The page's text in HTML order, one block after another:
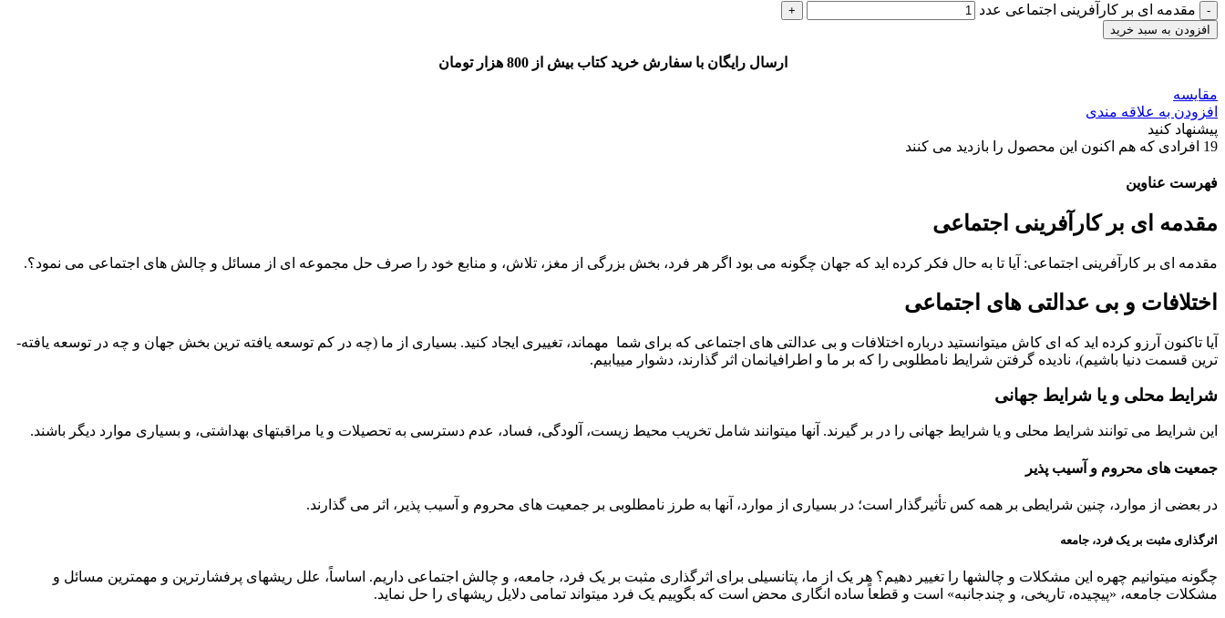
مقدمه ای بر کارآفرینی اجتماعی عدد
افزودن به سبد خرید
ارسال رایگان با سفارش خرید کتاب بیش از 800 هزار تومان
مقایسه
افزودن به علاقه مندی
پیشنهاد کنید
19 افرادی که هم اکنون این محصول را بازدید می کنند
فهرست عناوین
مقدمه ای بر کارآفرینی اجتماعی
مقدمه ای بر کارآفرینی اجتماعی: آیا تا به حال فکر کرده ­اید که جهان چگونه می ­بود اگر هر فرد، بخش بزرگی از مغز، تلاش، و منابع خود را صرف حل مجموعه ­ای از مسائل و چالش­ های اجتماعی می ­نمود؟.
اختلافات و بی­ عدالتی­ های اجتماعی
آیا تاکنون آرزو کرده ­اید که ای کاش می­توانستید درباره اختلافات و بی­ عدالتی­ های اجتماعی که برای شما مهم­اند، تغییری ایجاد کنید. بسیاری از ما (چه در کم ­توسعه­ یافته ­ترین بخش جهان و چه در توسعه ­یافته­
ترین قسمت دنیا باشیم)، نادیده گرفتن شرایط نامطلوبی را که بر ما و اطرافیانمان اثر گذارند، دشوار می­یابیم.
شرایط محلی و یا شرایط جهانی
این شرایط می­ توانند شرایط محلی و یا شرایط جهانی را در بر گیرند. آن­ها می­توانند شامل تخریب محیط زیست، آلودگی، فساد، عدم دسترسی به تحصیلات و یا مراقبت­های بهداشتی، و بسیاری موارد دیگر باشند.
جمعیت­ های محروم و آسیب ­پذیر
در بعضی از موارد، چنین شرایطی بر همه­ کس تأثیرگذار است؛ در بسیاری از موارد، آن­ها به طرز نامطلوبی بر جمعیت­ های محروم و آسیب ­پذیر، اثر می­ گذارند.
اثرگذاری مثبت بر یک فرد، جامعه
چگونه می­توانیم چهره این مشکلات و چالش­ها را تغییر دهیم؟ هر یک از ما، پتانسیلی برای اثرگذاری مثبت بر یک فرد، جامعه، و چالش اجتماعی داریم. اساساً، علل ریشه­ای پرفشارترین و مهم­ترین مسائل و
مشکلات جامعه، «پیچیده، تاریخی، و چندجانبه» است و قطعاً ساده ­انگاری محض است که بگوییم یک فرد می­تواند تمامی دلایل ریشه­ای را حل نماید.